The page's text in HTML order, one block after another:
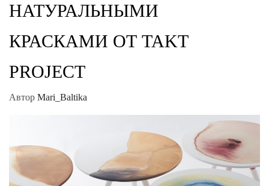
НАТУРАЛЬНЫМИ
КРАСКАМИ ОТ TAKT
PROJECT
Автор Mari_Baltika